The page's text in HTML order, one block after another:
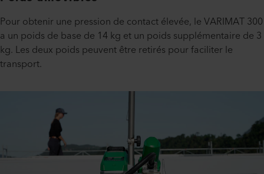
Pour obtenir une pression de contact élevée, le VARIMAT 300
a un poids de base de 14 kg et un poids supplémentaire de 3
kg. Les deux poids peuvent être retirés pour faciliter le
transport.